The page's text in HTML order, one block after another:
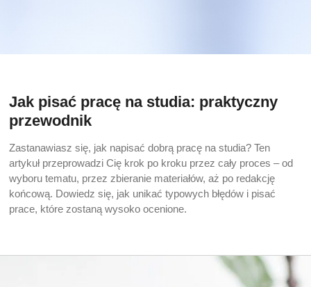
Jak pisać pracę na studia: praktyczny
przewodnik
Zastanawiasz się, jak napisać dobrą pracę na studia? Ten
artykuł przeprowadzi Cię krok po kroku przez cały proces – od
wyboru tematu, przez zbieranie materiałów, aż po redakcję
końcową. Dowiedz się, jak unikać typowych błędów i pisać
prace, które zostaną wysoko ocenione.